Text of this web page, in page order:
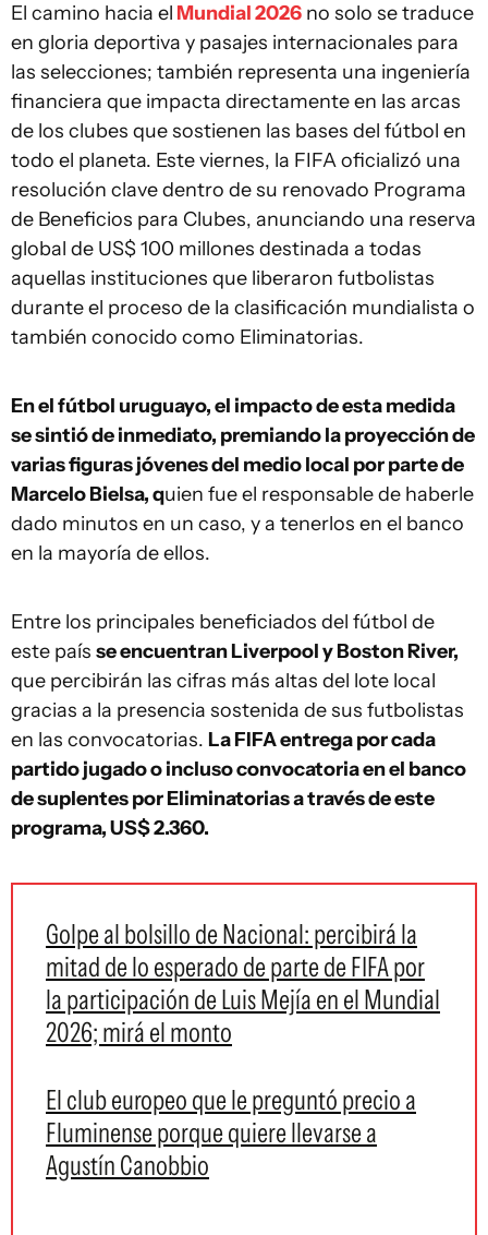
El camino hacia el Mundial 2026 no solo se traduce
en gloria deportiva y pasajes internacionales para
las selecciones; también representa una ingeniería
financiera que impacta directamente en las arcas
de los clubes que sostienen las bases del fútbol en
todo el planeta. Este viernes, la FIFA oficializó una
resolución clave dentro de su renovado Programa
de Beneficios para Clubes, anunciando una reserva
global de US$ 100 millones destinada a todas
aquellas instituciones que liberaron futbolistas
durante el proceso de la clasificación mundialista o
también conocido como Eliminatorias.
En el fútbol uruguayo, el impacto de esta medida
se sintió de inmediato, premiando la proyección de
varias figuras jóvenes del medio local por parte de
Marcelo Bielsa, quien fue el responsable de haberle
dado minutos en un caso, y a tenerlos en el banco
en la mayoría de ellos.
Entre los principales beneficiados del fútbol de
este país se encuentran Liverpool y Boston River,
que percibirán las cifras más altas del lote local
gracias a la presencia sostenida de sus futbolistas
en las convocatorias. La FIFA entrega por cada
partido jugado o incluso convocatoria en el banco
de suplentes por Eliminatorias a través de este
programa, US$ 2.360.
Golpe al bolsillo de Nacional: percibirá la
mitad de lo esperado de parte de FIFA por
la participación de Luis Mejía en el Mundial
2026; mirá el monto
El club europeo que le preguntó precio a
Fluminense porque quiere llevarse a
Agustín Canobbio